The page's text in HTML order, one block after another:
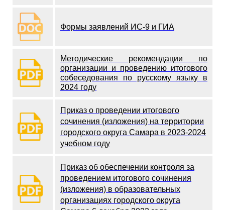
Формы заявлений ИС-9 и ГИА
Методические рекомендации по
организации и проведению итогового
собеседования по русскому языку в
2024 году
Приказ о проведении итогового
сочинения (изложения) на территории
городского округа Самара в 2023-2024
учебном году
Приказ об обеспечении контроля за
проведением итогового сочинения
(изложения) в образовательных
организациях городского округа